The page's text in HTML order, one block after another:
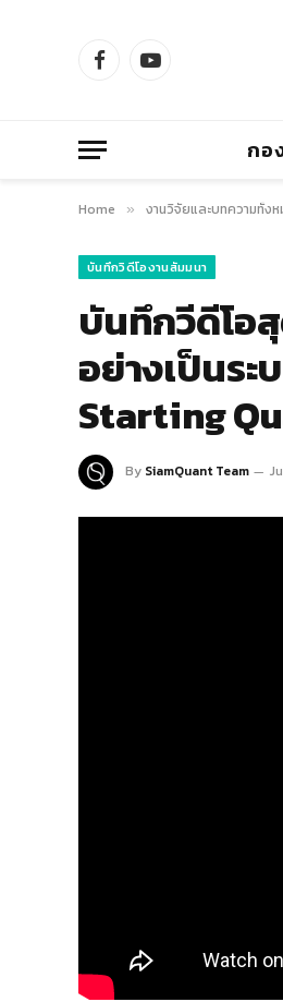
FacebookYouTube
กอ
Home » งานวิจัยและบทความทั้ง
บันทึกวิดีโองานสัมมนา
บันทึกวีดีโอ
อย่างเป็นร
Starting
By SiamQuant Team